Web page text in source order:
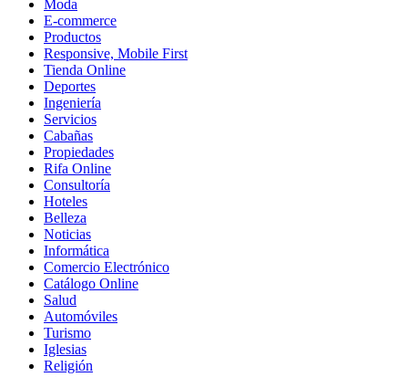
Moda
E-commerce
Productos
Responsive, Mobile First
Tienda Online
Deportes
Ingeniería
Servicios
Cabañas
Propiedades
Rifa Online
Consultoría
Hoteles
Belleza
Noticias
Informática
Comercio Electrónico
Catálogo Online
Salud
Automóviles
Turismo
Iglesias
Religión